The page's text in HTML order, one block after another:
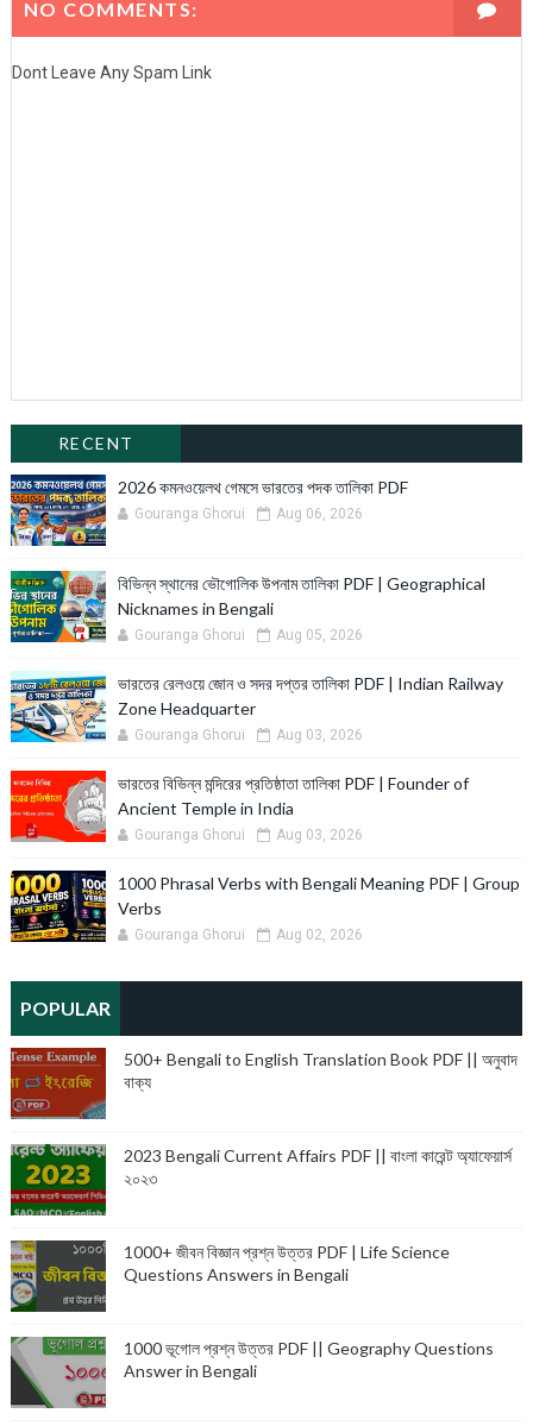
NO COMMENTS:
Dont Leave Any Spam Link
RECENT
2026 কমনওয়েলথ গেমসে ভারতের পদক তালিকা PDF
Gouranga Ghorui Aug 06, 2026
বিভিন্ন স্থানের ভৌগোলিক উপনাম তালিকা PDF | Geographical
Nicknames in Bengali
Gouranga Ghorui Aug 05, 2026
ভারতের রেলওয়ে জোন ও সদর দপ্তর তালিকা PDF | Indian Railway
Zone Headquarter
Gouranga Ghorui Aug 03, 2026
ভারতের বিভিন্ন মন্দিরের প্রতিষ্ঠাতা তালিকা PDF | Founder of
Ancient Temple in India
Gouranga Ghorui Aug 03, 2026
1000 Phrasal Verbs with Bengali Meaning PDF | Group
Verbs
Gouranga Ghorui Aug 02, 2026
POPULAR
500+ Bengali to English Translation Book PDF || অনুবাদ
বাক্য
2023 Bengali Current Affairs PDF || বাংলা কারেন্ট অ্যাফেয়ার্স
২০২৩
1000+ জীবন বিজ্ঞান প্রশ্ন উত্তর PDF | Life Science
Questions Answers in Bengali
1000 ভূগোল প্রশ্ন উত্তর PDF || Geography Questions
Answer in Bengali